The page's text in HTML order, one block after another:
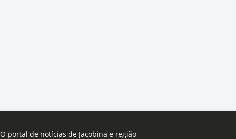
O portal de notícias de Jacobina e região